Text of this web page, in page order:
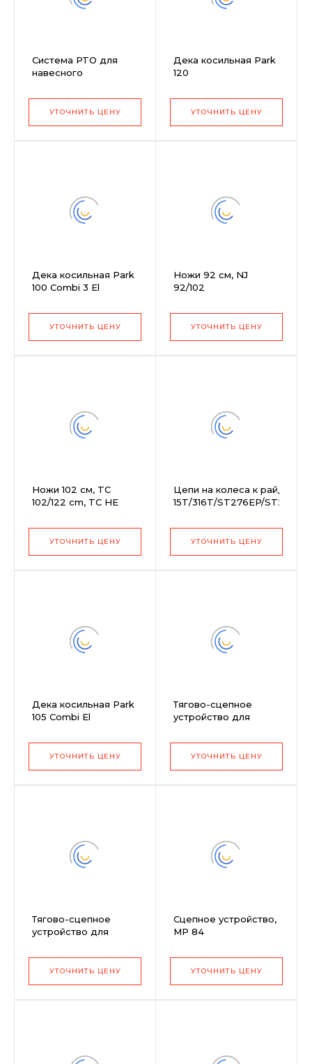
Система PTO для
навесного
102/122 cm
(299900600/0)
УТОЧНИТЬ ЦЕНУ
Дека косильная Park
120
УТОЧНИТЬ ЦЕНУ
Дека косильная Park
100 Combi 3 El
УТОЧНИТЬ ЦЕНУ
Ножи 92 см, NJ
92/102
УТОЧНИТЬ ЦЕНУ
Ножи 102 см, TC
102/122 cm, TC HE
УТОЧНИТЬ ЦЕНУ
Цепи на колеса к райдерам
15T/316T/ST276EP/ST268EP
грунтозацепами Husqvarna
9649930-01
УТОЧНИТЬ ЦЕНУ
Дека косильная Park
105 Combi El
УТОЧНИТЬ ЦЕНУ
Тягово-сцепное
устройство для
HEP, TC HE 102/122
УТОЧНИТЬ ЦЕНУ
Тягово-сцепное
устройство для
TC 102/122 cm
УТОЧНИТЬ ЦЕНУ
Сцепное устройство,
MP 84
УТОЧНИТЬ ЦЕНУ